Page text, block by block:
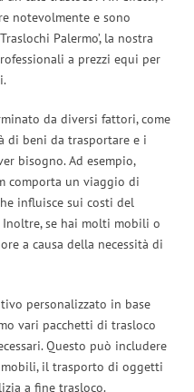
notevolmente e sono
Palermo’, la nostra
a prezzi equi per
da diversi fattori, come
di beni da trasportare e i
bisogno. Ad esempio,
comporta un viaggio di
influisce sui costi del
se hai molti mobili o
a causa della necessità di
personalizzato in base
vari pacchetti di trasloco
Questo può includere
il trasporto di oggetti
a fine trasloco.